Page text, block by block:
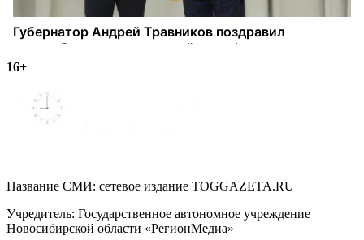
16+
Название СМИ: cетевое издание TOGGAZETA.RU
Учредитель: Государственное автономное учреждение
Новосибирской области «РегионМедиа»